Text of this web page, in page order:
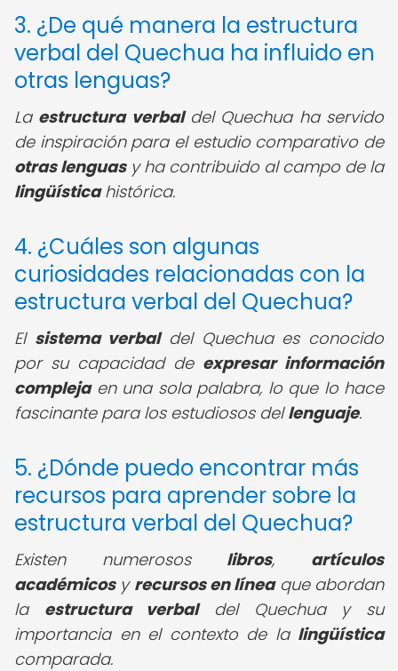
3. ¿De qué manera la estructura
verbal del Quechua ha influido en
otras lenguas?
La estructura verbaldel Quechua ha servido
de inspiración para el estudio comparativo de
otras lenguasy ha contribuido al campo de la
lingüísticahistórica.
4. ¿Cuáles son algunas
curiosidades relacionadas con la
estructura verbal del Quechua?
El sistema verbaldel Quechua es conocido
por su capacidad de expresar información
complejaen una sola palabra, lo que lo hace
fascinante para los estudiosos dellenguaje.
5. ¿Dónde puedo encontrar más
recursos para aprender sobre la
estructura verbal del Quechua?
Existen numerosos libros, artículos
académicosy recursos en líneaque abordan
la estructura verbaldel Quechua y su
importancia en el contexto de la lingüística
comparada.